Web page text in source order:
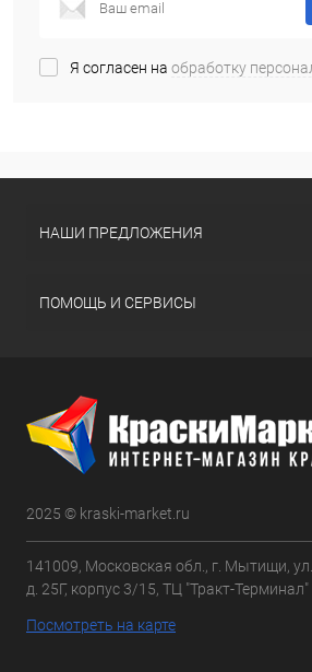
Я согласен на обработку
НАШИ ПРЕДЛОЖЕНИЯ
ПОМОЩЬ И СЕРВИСЫ
2025 © kraski-market.ru
141009, Московская обл., г. Мытищи,
д. 25Г, корпус 3/15, ТЦ "Тракт-Терминал"
Посмотреть на карте